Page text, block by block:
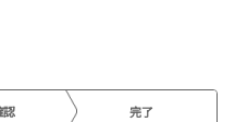
認 完了